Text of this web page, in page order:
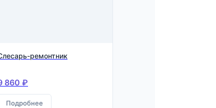
ремонтник
860 ₽
Подробнее